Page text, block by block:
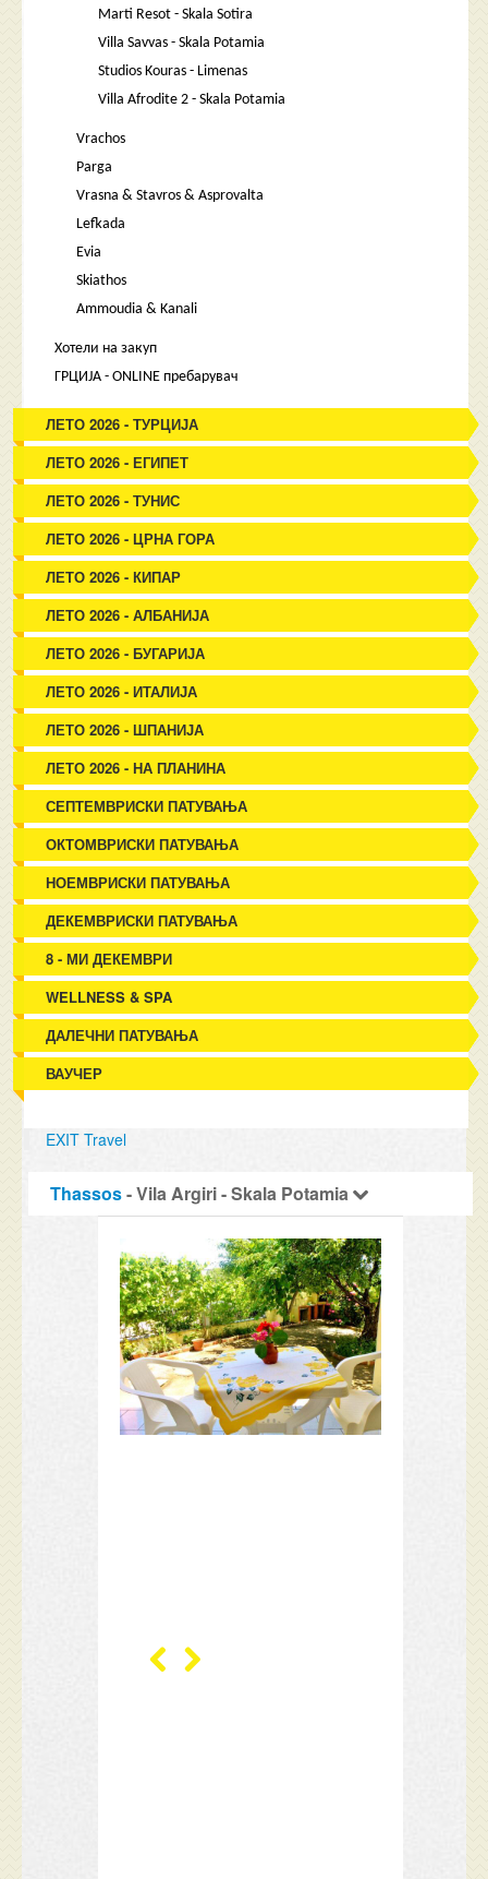
Marti Resot - Skala Sotira
Villa Savvas - Skala Potamia
Studios Kouras - Limenas
Villa Afrodite 2 - Skala Potamia
Vrachos
Parga
Vrasna & Stavros & Asprovalta
Lefkada
Evia
Skiathos
Ammoudia & Kanali
Хотели на закуп
ГРЦИЈА - ONLINE пребарувач
ЛЕТО 2026 - ТУРЦИЈА
ЛЕТО 2026 - ЕГИПЕТ
ЛЕТО 2026 - ТУНИС
ЛЕТО 2026 - ЦРНА ГОРА
ЛЕТО 2026 - КИПАР
ЛЕТО 2026 - АЛБАНИЈА
ЛЕТО 2026 - БУГАРИЈА
ЛЕТО 2026 - ИТАЛИЈА
ЛЕТО 2026 - ШПАНИЈА
ЛЕТО 2026 - НА ПЛАНИНА
СЕПТЕМВРИСКИ ПАТУВАЊА
ОКТОМВРИСКИ ПАТУВАЊА
НОЕМВРИСКИ ПАТУВАЊА
ДЕКЕМВРИСКИ ПАТУВАЊА
8 - МИ ДЕКЕМВРИ
WELLNESS & SPA
ДАЛЕЧНИ ПАТУВАЊА
ВАУЧЕР
EXIT Travel
Thassos- Vila Argiri - Skala Potamia